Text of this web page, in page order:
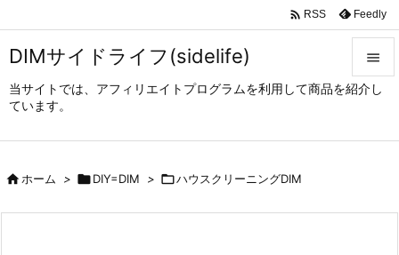
DIMサイドライフ(sidelife)
当サイトでは、アフィリエイトプログラムを利用して商品を紹介し
ています。



 RSS Feedly
ホーム > DIY=DIM > ハウスクリーニングDIM